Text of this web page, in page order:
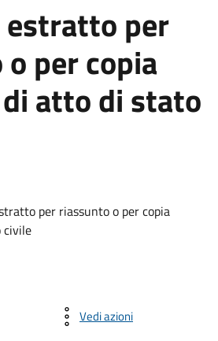
estratto per
per copia
atto di stato
per riassunto o per copia
civile
Vedi azioni